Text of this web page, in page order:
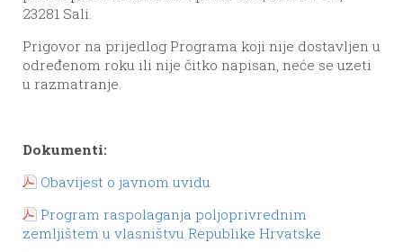
23281 Sali.
Prigovor na prijedlog Programa koji nije dostavljen u
određenom roku ili nije čitko napisan, neće se uzeti
u razmatranje.
Dokumenti:
Obavijest o javnom uvidu
Program raspolaganja poljoprivrednim
zemljištem u vlasništvu Republike Hrvatske